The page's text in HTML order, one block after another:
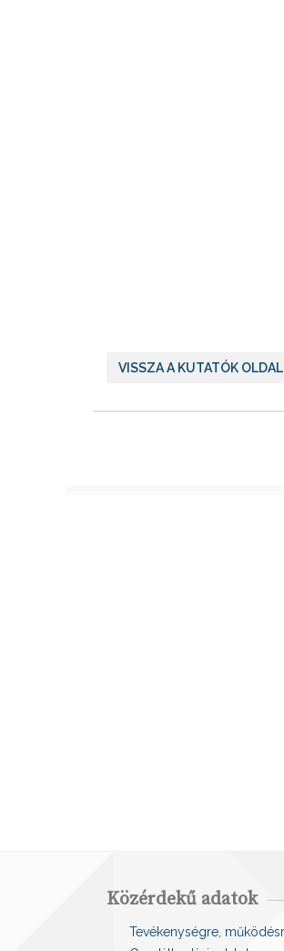
VISSZA A KUTATÓK
Közérdekű adatok
Tevékenységre,